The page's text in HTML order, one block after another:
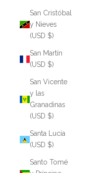
San Cristóbal
y Nieves
(USD $)
San Martín
(USD $)
San Vicente
y las
Granadinas
(USD $)
Santa Lucía
(USD $)
Santo Tomé